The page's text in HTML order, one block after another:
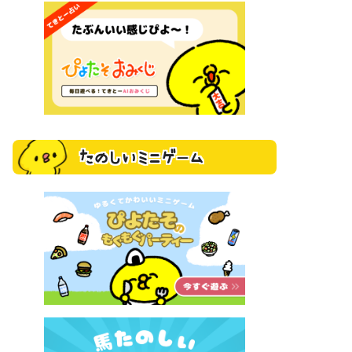
たのしいミニゲーム